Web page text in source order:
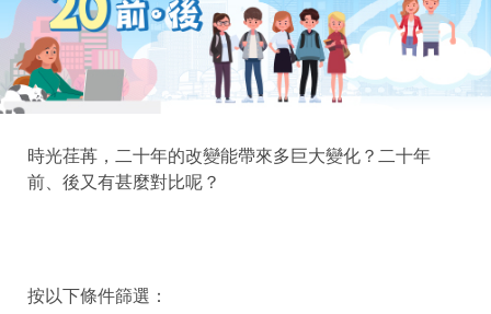
時光荏苒，二十年的改變能帶來多巨大變化？二十年
前、後又有甚麼對比呢？
按以下條件篩選：